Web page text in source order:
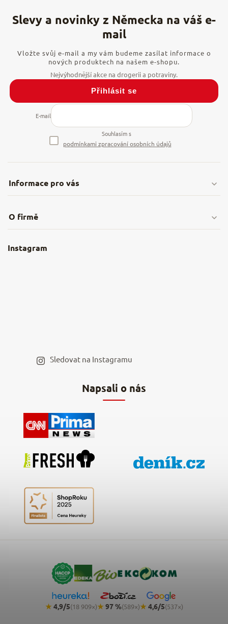
Informace pro vás
Obchodní podmínky
Nejčastější dotazy
Vložte svůj e-mail a my vám budeme zasílat informace o
nových produktech na našem e-shopu.
E-mail
Souhlasím s
podmínkami zpracování osobních údajů
Přihlásit se
Napsali o nás
Instagram
Sledovat na Instagramu
O firmě
Hodnocení obchodu
★4,9/5(18 909×)★97 %(589×)★4,6/5(537×)